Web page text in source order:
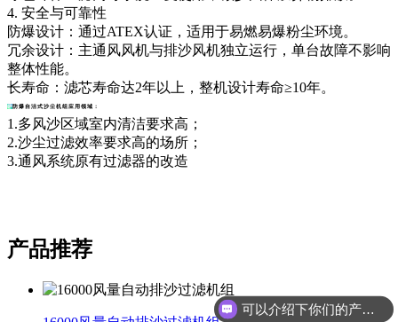
4. 安全与可靠性
防爆设计：通过ATEX认证，适用于易燃易爆粉尘环境。
冗余设计：主通风风机与排沙风机独立运行，单台故障不影响
整体性能。
长寿命：滤芯寿命达2年以上，整机设计寿命≥10年。
防爆自洁式沙尘机组 应用领域：
1.多风沙区域室内清洁要求高；
2.沙尘过滤效率要求高的场所；
3.通风系统原有过滤器的改造
产品推荐
可以介绍下你们的产品么